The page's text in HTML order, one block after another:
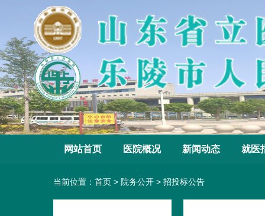
网站首页 医院概况 新闻动态 就医
当前位置： 首页 > 院务公开 > 招投标公告